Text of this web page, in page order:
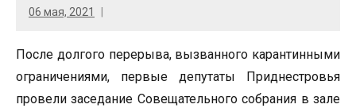
06 мая, 2021
После долгого перерыва, вызванного карантинными
ограничениями, первые депутаты Приднестровья
провели заседание Совещательного собрания в зале